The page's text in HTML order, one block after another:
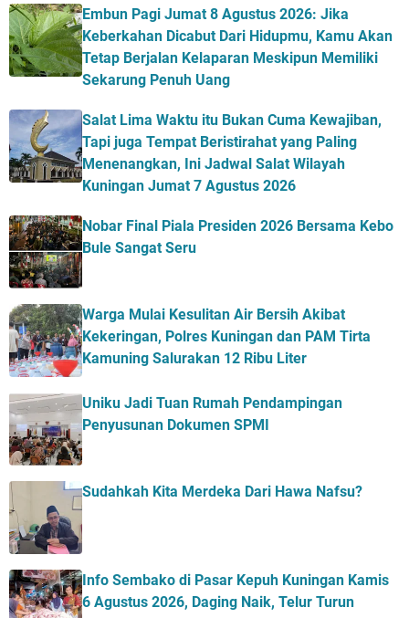
Embun Pagi Jumat 8 Agustus 2026: Jika
Keberkahan Dicabut Dari Hidupmu, Kamu Akan
Tetap Berjalan Kelaparan Meskipun Memiliki
Sekarung Penuh Uang
Salat Lima Waktu itu Bukan Cuma Kewajiban,
Tapi juga Tempat Beristirahat yang Paling
Menenangkan, Ini Jadwal Salat Wilayah
Kuningan Jumat 7 Agustus 2026
Nobar Final Piala Presiden 2026 Bersama Kebo
Bule Sangat Seru
Warga Mulai Kesulitan Air Bersih Akibat
Kekeringan, Polres Kuningan dan PAM Tirta
Kamuning Salurakan 12 Ribu Liter
Uniku Jadi Tuan Rumah Pendampingan
Penyusunan Dokumen SPMI
Sudahkah Kita Merdeka Dari Hawa Nafsu?
Info Sembako di Pasar Kepuh Kuningan Kamis
6 Agustus 2026, Daging Naik, Telur Turun